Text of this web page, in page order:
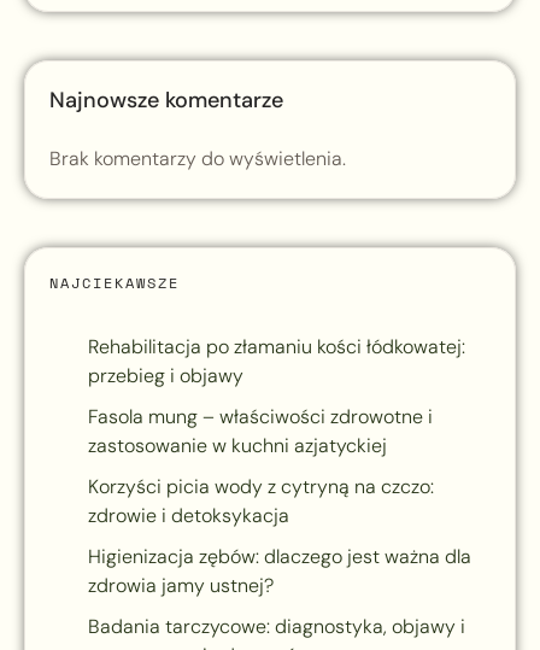
Najnowsze komentarze
Brak komentarzy do wyświetlenia.
NAJCIEKAWSZE
Rehabilitacja po złamaniu kości łódkowatej:
przebieg i objawy
Fasola mung – właściwości zdrowotne i
zastosowanie w kuchni azjatyckiej
Korzyści picia wody z cytryną na czczo:
zdrowie i detoksykacja
Higienizacja zębów: dlaczego jest ważna dla
zdrowia jamy ustnej?
Badania tarczycowe: diagnostyka, objawy i